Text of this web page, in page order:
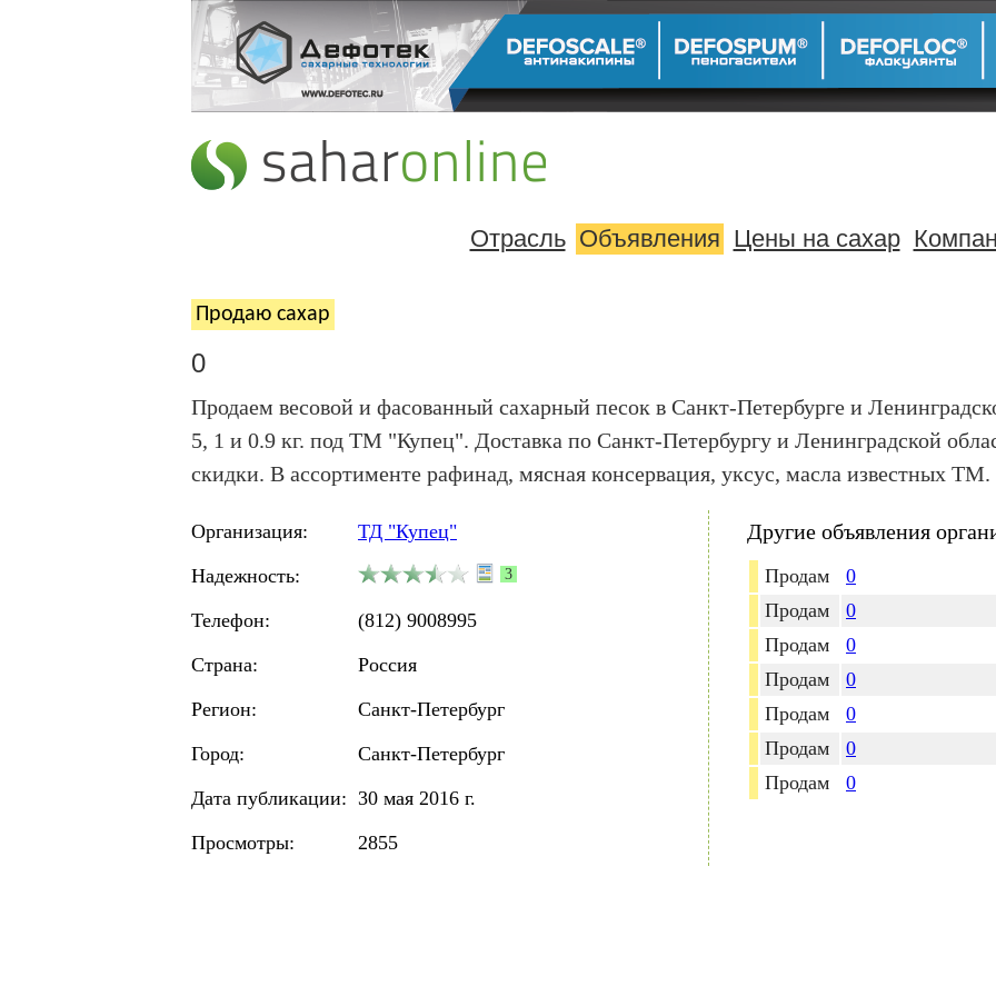
Отрасль Объявления Цены на сахар
Продаю cахар
0
Продаем весовой и фасованный сахарный песок в Санкт-Петербурге и
5, 1 и 0.9 кг. под ТМ "Купец". Доставка по Санкт-Петербургу и Ленинградской
скидки. В ассортименте рафинад, мясная консервация, уксус, масла известных ТМ.
Организация:
ТД "Купец"
Надежность:
3
Телефон:
(812) 9008995
Страна:
Россия
Регион:
Санкт-Петербург
Город:
Санкт-Петербург
Дата публикации: 30 мая 2016 г.
Просмотры:
2855
Другие объявления
Продам
0
Продам
0
Продам
0
Продам
0
Продам
0
Продам
0
Продам
0